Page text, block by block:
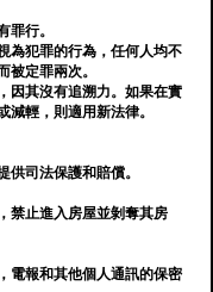
罪行。
為犯罪的行為，任何人均不
被定罪兩次。
因其沒有追溯力。如果在實
輕，則適用新法律。
司法保護和賠償。
禁止進入房屋並剝奪其房
電報和其他個人通訊的保密